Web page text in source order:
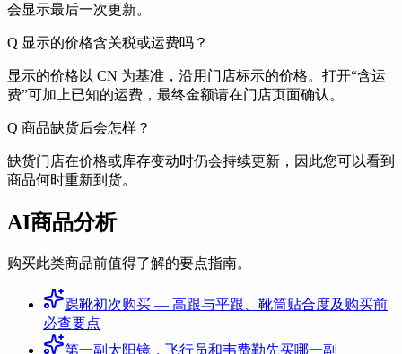
会显示最后一次更新。
Q 显示的价格含关税或运费吗？
显示的价格以 CN 为基准，沿用门店标示的价格。打开“含运
费”可加上已知的运费，最终金额请在门店页面确认。
Q 商品缺货后会怎样？
缺货门店在价格或库存变动时仍会持续更新，因此您可以看到
商品何时重新到货。
AI商品分析
购买此类商品前值得了解的要点指南。
踝靴初次购买 — 高跟与平跟、靴筒贴合度及购买前
必查要点
第一副太阳镜，飞行员和韦费勒先买哪一副